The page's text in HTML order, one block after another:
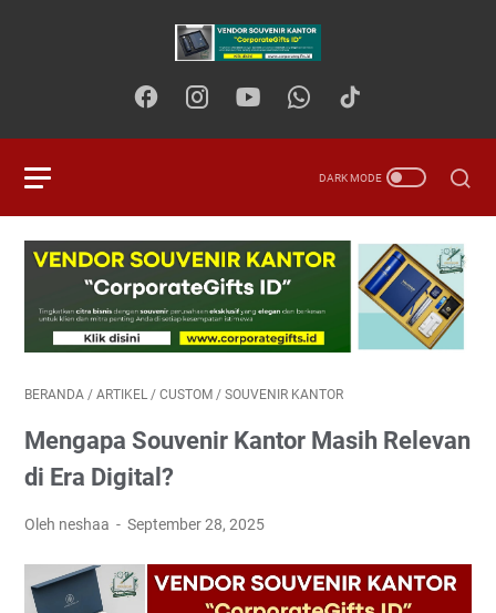
BERANDA / ARTIKEL / CUSTOM / SOUVENIR KANTOR
Mengapa Souvenir Kantor Masih Relevan
di Era Digital?
Oleh neshaa September 28, 2025